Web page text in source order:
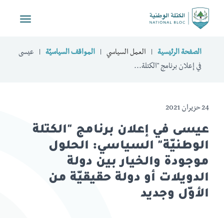
Toggle
الصفحة الرئيسية العمل السياسي المواقف السياسيّة
عيسى
في إعلان برنامج "الكتلة...
24 حزيران 2021
عيسى في إعلان برنامج "الكتلة
الوطنيّة" السياسي: الحلول
موجودة والخيار بين دولة
الدويلات أو دولة حقيقيّة من
الأوّل وجديد